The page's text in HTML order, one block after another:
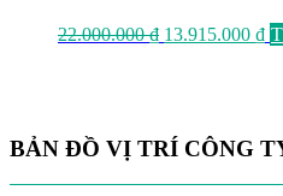
22.000.000₫ Giá
13.915.000 ₫
BẢN ĐỒ VỊ TRÍ CÔNG